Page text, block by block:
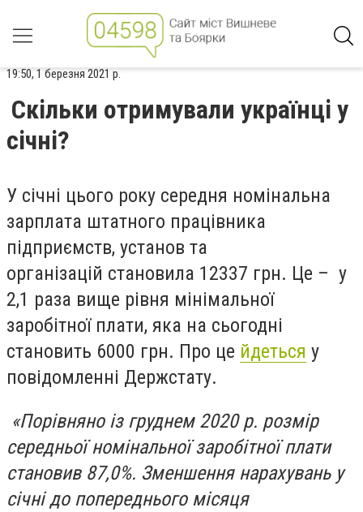
19:50, 1 березня 2021 р.
Скільки отримували українці у
січні?
У січні цього року середня номінальна
зарплата штатного працівника
підприємств, установ та
організацій становила 12337 грн. Це – у
2,1 раза вище рівня мінімальної
заробітної плати, яка на сьогодні
становить 6000 грн. Про це йдеться у
повідомленні Держстату.
«Порівняно із груднем 2020 р. розмір
середньої номінальної заробітної плати
становив 87,0%. Зменшення нарахувань у
січні до попереднього місяця